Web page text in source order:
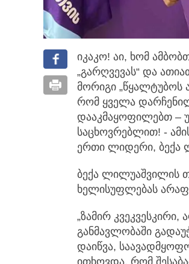
იკაკო! აი, ხომ
„გარღვევას“ და
მორიგი „წყალტუბოს
რომ ყველა
დააკმაყოფილებთ –
საცხოვრებლით! -
ერთი ლიდერი, ბექა
ბექა ლილუაშვილის
ხელისუფლებას
„ზამირ
განმავლობაში
დაიწვა,